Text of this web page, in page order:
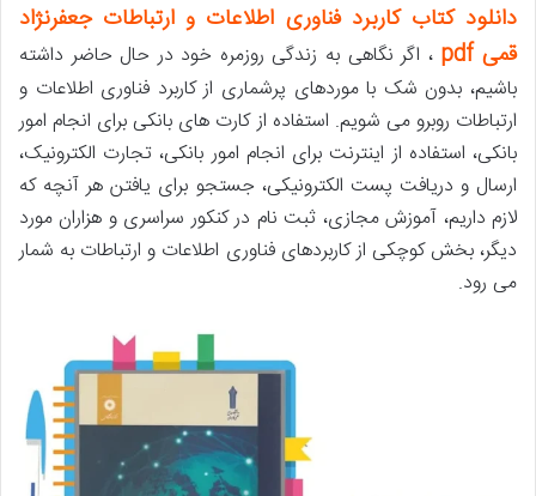
دانلود کتاب کاربرد فناوری اطلاعات و ارتباطات جعفرنژاد
قمی pdf
، اگر نگاهی به زندگی روزمره خود در حال حاضر داشته
باشیم، بدون شک با موردهای پرشماری از کاربرد فناوری اطلاعات و
ارتباطات روبرو می شویم. استفاده از کارت های بانکی برای انجام امور
بانکی، استفاده از اینترنت برای انجام امور بانکی، تجارت الکترونیک،
ارسال و دریافت پست الکترونیکی، جستجو برای یافتن هر آنچه که
لازم داریم، آموزش مجازی، ثبت نام در کنکور سراسری و هزاران مورد
دیگر، بخش کوچکی از کاربردهای فناوری اطلاعات و ارتباطات به شمار
می رود.